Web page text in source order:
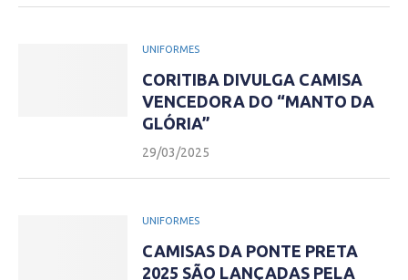
UNIFORMES
CORITIBA DIVULGA CAMISA
VENCEDORA DO “MANTO DA
GLÓRIA”
29/03/2025
UNIFORMES
CAMISAS DA PONTE PRETA
2025 SÃO LANÇADAS PELA